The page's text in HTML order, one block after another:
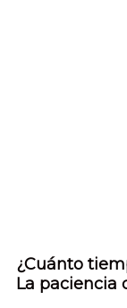
¿Cuánto
La paciencia